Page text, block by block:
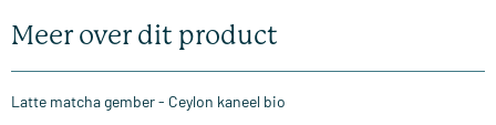
Meer over dit product
Latte matcha gember - Ceylon kaneel bio